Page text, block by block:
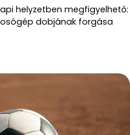
helyzetben megfigyelhető:
dobjának forgása